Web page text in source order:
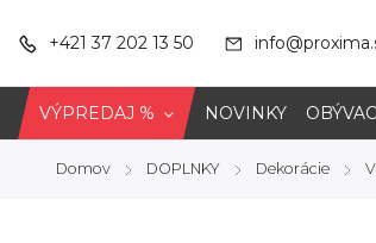
+421 37 202 13 50
VÝPREDAJ % NOVINKY
Domov / DOPLNKY / Dekorácie /